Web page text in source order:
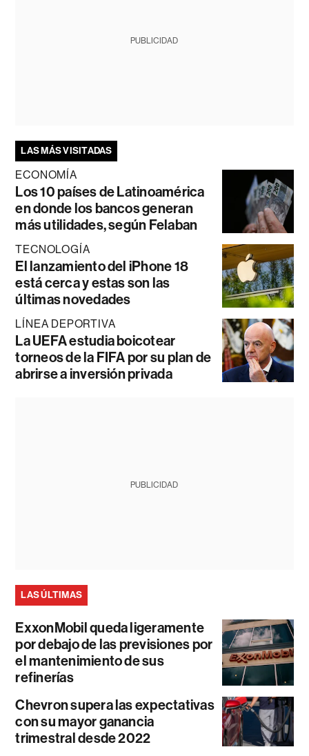
PUBLICIDAD
LAS MÁS VISITADAS
ECONOMÍA
Los 10 países de Latinoamérica
en donde los bancos generan
más utilidades, según Felaban
TECNOLOGÍA
El lanzamiento del iPhone 18
está cerca y estas son las
últimas novedades
LÍNEA DEPORTIVA
La UEFA estudia boicotear
torneos de la FIFA por su plan de
abrirse a inversión privada
PUBLICIDAD
LAS ÚLTIMAS
ExxonMobil queda ligeramente
por debajo de las previsiones por
el mantenimiento de sus
refinerías
Chevron supera las expectativas
con su mayor ganancia
trimestral desde 2022